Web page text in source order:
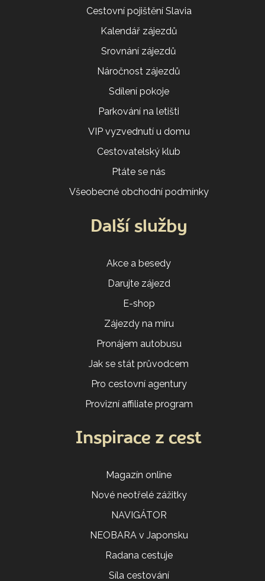
Cestovní pojištění Slavia
Kalendář zájezdů
Srovnání zájezdů
Náročnost zájezdů
Sdílení pokoje
Parkování na letišti
VIP vyzvednutí u domu
Cestovatelský klub
Ptáte se nás
Všeobecné obchodní podmínky
Další služby
Akce a besedy
Darujte zájezd
E-shop
Zájezdy na míru
Pronájem autobusu
Jak se stát průvodcem
Pro cestovní agentury
Provizní affiliate program
Inspirace z cest
Magazín online
Nové neotřelé zážitky
NAVIGÁTOR
NEOBARA v Japonsku
Radana cestuje
Síla cestování